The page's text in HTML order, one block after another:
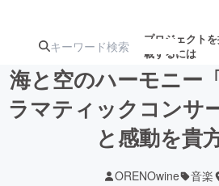
プロジェクト
載するには
注目のリ 注目の新着プロ募
ロ
海と空のハーモニー
ラマティックコンサ
と感動を貴
ORENOwine 音楽